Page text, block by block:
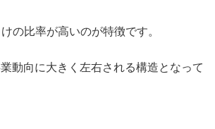
の比率が高いのが特徴です。
動向に大きく左右される構造となって